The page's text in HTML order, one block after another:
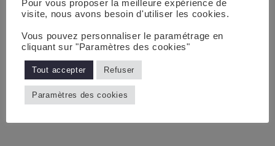
Pour vous proposer la meilleure expérience de
visite, nous avons besoin d'utiliser les cookies.
Vous pouvez personnaliser le paramétrage en
cliquant sur "Paramètres des cookies"
Tout accepter Refuser
Paramètres des cookies